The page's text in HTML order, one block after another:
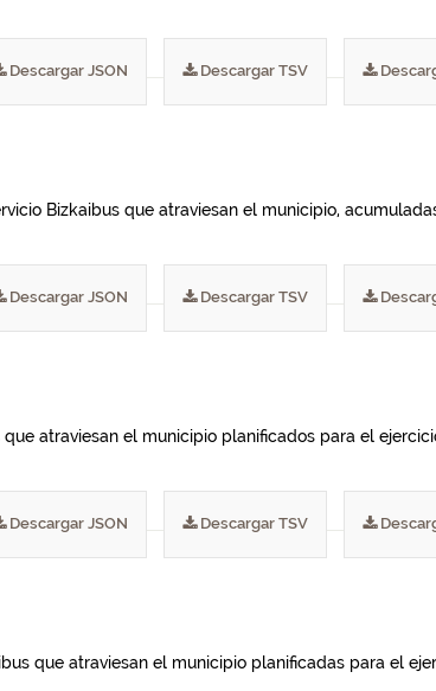
Descargar JSON Descargar TSV
Bizkaibus que atraviesan el municipio,
Descargar JSON Descargar TSV
atraviesan el municipio planificados para el
Descargar JSON Descargar TSV
que atraviesan el municipio planificadas para el